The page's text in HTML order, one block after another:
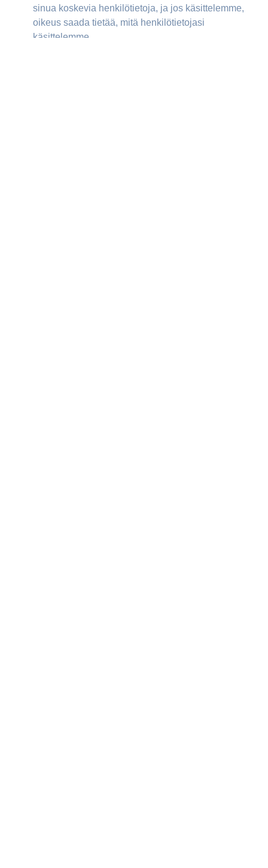
sinua koskevia henkilötietoja, ja jos käsittelemme,
oikeus saada tietää, mitä henkilötietojasi
käsittelemme.